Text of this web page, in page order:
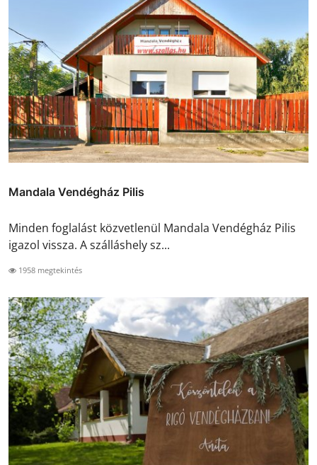
Mandala Vendégház Pilis
Minden foglalást közvetlenül Mandala Vendégház Pilis
igazol vissza. A szálláshely sz...
1958 megtekintés